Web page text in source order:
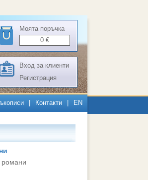
Моята поръчка
0 €
Вход за клиенти
Регистрация
Контакти EN